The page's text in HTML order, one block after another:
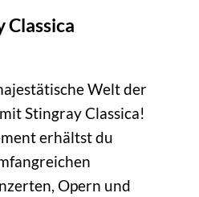
Classica
Welt der
Stingray Classica!
erhältst du
Opern und